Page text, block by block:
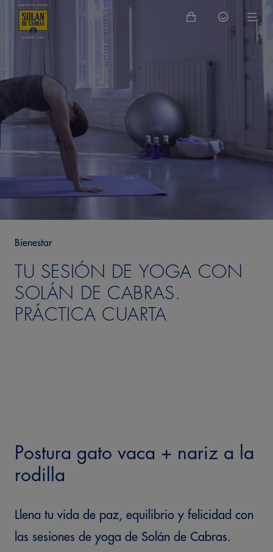
Bienestar
TU SESIÓN DE YOGA CON
SOLÁN DE CABRAS.
PRÁCTICA CUARTA
Postura gato vaca + nariz a la
rodilla
Llena tu vida de paz, equilibrio y felicidad con
las sesiones de yoga de Solán de Cabras.